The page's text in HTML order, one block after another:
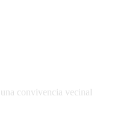
convivencia vecinal